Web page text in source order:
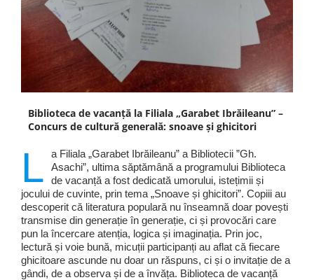
Biblioteca de vacanță la Filiala „Garabet Ibrăileanu” –
Concurs de cultură generală: snoave și ghicitori
L
a Filiala „Garabet Ibrăileanu” a Bibliotecii ”Gh.
Asachi”, ultima săptămână a programului Biblioteca
de vacanță a fost dedicată umorului, istețimii și
jocului de cuvinte, prin tema „Snoave și ghicitori”. Copiii au
descoperit că literatura populară nu înseamnă doar povești
transmise din generație în generație, ci și provocări care
pun la încercare atenția, logica și imaginația. Prin joc,
lectură și voie bună, micuții participanți au aflat că fiecare
ghicitoare ascunde nu doar un răspuns, ci și o invitație de a
gândi, de a observa și de a învăța. Biblioteca de vacanță